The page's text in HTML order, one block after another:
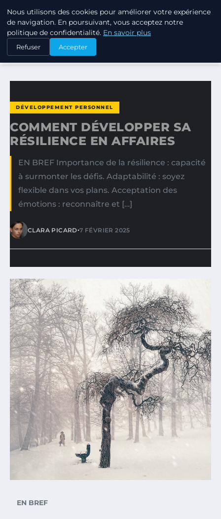
TUEZ-LES TOUS
ACCUEIL
DÉVELOPPEMENT PERSONNEL
COMMENT DÉVELOPPER SA RÉSILIENCE EN AFFAIRES
DÉVELOPPEMENT PERSONNEL
COMMENT DÉVELOPPER SA
RÉSILIENCE EN AFFAIRES
EN BREF Importance de la résilience : capacité
à surmonter les défis. Adaptabilité : soyez
flexible dans vos plans. Acceptation des
émotions : reconnaître et […]
CLARA PICARD•7 FÉVRIER 2025
EN BREF
Nous utilisons des cookies pour améliorer votre expérience
de navigation. En poursuivant, vous acceptez notre
politique de confidentialité. En savoir plus
Refuser Accepter